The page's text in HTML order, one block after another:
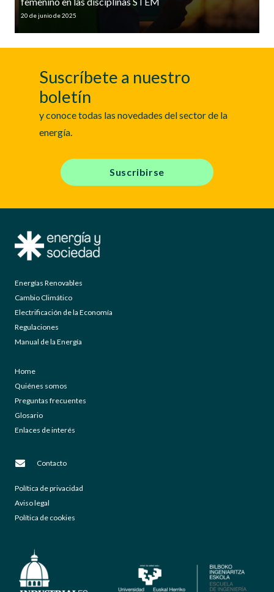
20 de junio de 2025
Suscríbete a nuestro
boletín
y conoce todas las novedades del sector de la
energía.
Suscribirse
Energías Renovables
Cambio Climático
Electrificación de la Economía
Regulaciones
Manual de la Energía
Home
Quiénes somos
Preguntas frecuentes
Glosario
Enlaces de interés
Contacto
Política de privacidad
Aviso legal
Política de cookies